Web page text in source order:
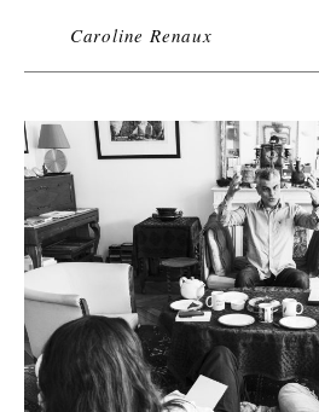
Caroline Renaux